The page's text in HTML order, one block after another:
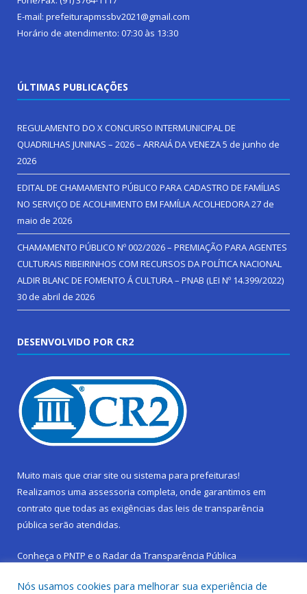
E-mail: prefeiturapmssbv2021@gmail.com
Horário de atendimento: 07:30 às 13:30
ÚLTIMAS PUBLICAÇÕES
REGULAMENTO DO X CONCURSO INTERMUNICIPAL DE
QUADRILHAS JUNINAS – 2026 – ARRAIÁ DA VENEZA5 de junho de
2026
EDITAL DE CHAMAMENTO PÚBLICO PARA CADASTRO DE FAMÍLIAS
NO SERVIÇO DE ACOLHIMENTO EM FAMÍLIA ACOLHEDORA27 de
maio de 2026
CHAMAMENTO PÚBLICO Nº 002/2026 – PREMIAÇÃO PARA AGENTES
CULTURAIS RIBEIRINHOS COM RECURSOS DA POLÍTICA NACIONAL
ALDIR BLANC DE FOMENTO Á CULTURA – PNAB (LEI Nº 14.399/2022)
30 de abril de 2026
DESENVOLVIDO POR CR2
Muito mais que criar site ou sistema para prefeituras!
Realizamos uma assessoria completa, onde garantimos em
contrato que todas as exigências das leis de transparência
pública serão atendidas.
Conheça o PNTP e o Radar da Transparência Pública
Nós usamos cookies para melhorar sua experiência de